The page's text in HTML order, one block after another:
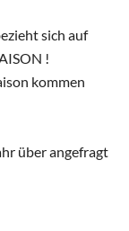
sich auf
!
kommen
über angefragt